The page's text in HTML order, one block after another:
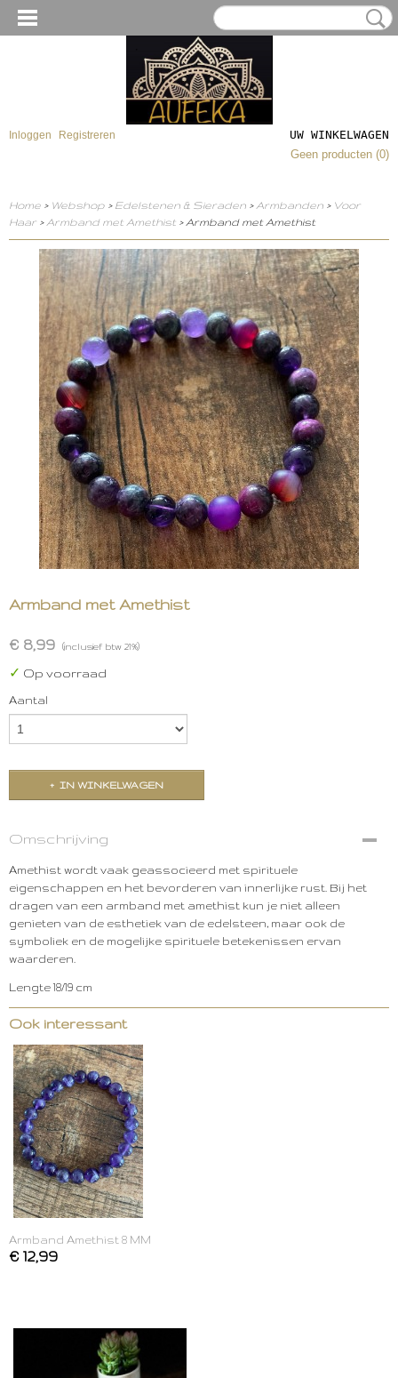
Inloggen Registreren
UW WINKELWAGEN
Geen producten (0)
Home > Webshop > Edelstenen & Sieraden > Armbanden > Voor
Haar > Armband met Amethist > Armband met Amethist
Armband met Amethist
€ 8,99 (inclusief btw 21%)
✓ Op voorraad
Aantal
IN WINKELWAGEN
Omschrijving
Amethist wordt vaak geassocieerd met spirituele
eigenschappen en het bevorderen van innerlijke rust. Bij het
dragen van een armband met amethist kun je niet alleen
genieten van de esthetiek van de edelsteen, maar ook de
symboliek en de mogelijke spirituele betekenissen ervan
waarderen.
Lengte 18/19 cm
Ook interessant
Armband Amethist 8 MM
€ 12,99